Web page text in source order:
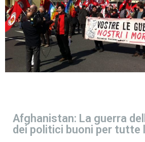
Afghanistan: La guerra
dei politici buoni per tutte